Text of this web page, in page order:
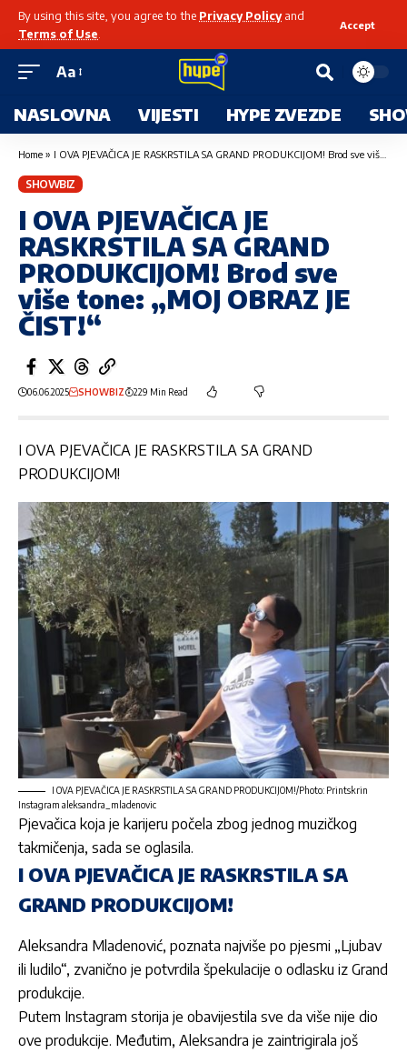
By using this site, you agree to the Privacy Policyand
Terms of Use
Accept
Aa
NASLOVNA VIJESTI HYPE ZVEZDE
Home » I OVA PJEVAČICA JE RASKRSTILA SA GRAND PRODUKCIJOM! Brod sve više tone: „MOJ OBRAZ JE ČIST!“
SHOWBIZ
I OVA PJEVAČICA JE
RASKRSTILA SA GRAND
PRODUKCIJOM! Brod sve
više tone: „MOJ OBRAZ JE
ČIST!“
06.06.2025 SHOWBIZ 229 Min Read
I OVA PJEVAČICA JE RASKRSTILA SA GRAND
PRODUKCIJOM!
I OVA PJEVAČICA JE RASKRSTILA SA GRAND PRODUKCIJOM!/Photo: Printskrin
Instagram aleksandra_mladenovic
Pjevačica koja je karijeru počela zbog jednog muzičkog
takmičenja, sada se oglasila.
I OVA PJEVAČICA JE RASKRSTILA SA
GRAND PRODUKCIJOM!
Aleksandra Mladenović, poznata najviše po pjesmi „Ljubav
ili ludilo“, zvanično je potvrdila špekulacije o odlasku iz Grand
produkcije.
Putem Instagram storija je obavijestila sve da više nije dio
ove produkcije. Međutim, Aleksandra je zaintrigirala još